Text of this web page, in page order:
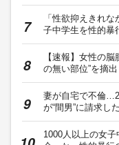
「性欲抑えきれ
子中学生を性的暴
【速報】女性の
の無い部位”を摘
妻が自宅で不倫
が“間男”に請求し
1000人以上の女